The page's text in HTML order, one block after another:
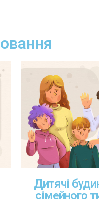
Дитячі
сімейного